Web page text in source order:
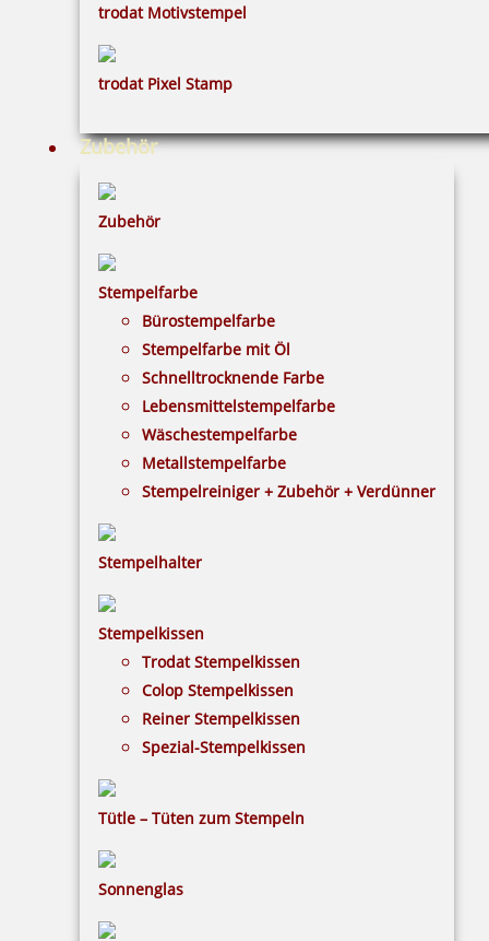
trodat Motivstempel
trodat Pixel Stamp
Zubehör
Zubehör
Stempelfarbe
Bürostempelfarbe
Stempelfarbe mit Öl
Schnelltrocknende Farbe
Lebensmittelstempelfarbe
Wäschestempelfarbe
Metallstempelfarbe
Stempelreiniger + Zubehör + Verdünner
Stempelhalter
Stempelkissen
Trodat Stempelkissen
Colop Stempelkissen
Reiner Stempelkissen
Spezial-Stempelkissen
Tütle – Tüten zum Stempeln
Sonnenglas
HINWEISE
Versandinformationen
Zahlungsbedingungen
Bestellhinweise
INFORMATIONEN